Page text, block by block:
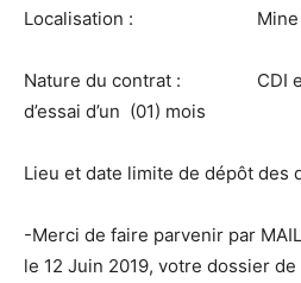
Localisation : Mine de
Nature du contrat : CDI et
d’essai d’un (01) mois
Lieu et date limite de dépôt des
-Merci de faire parvenir par
le 12 Juin 2019, votre dossier